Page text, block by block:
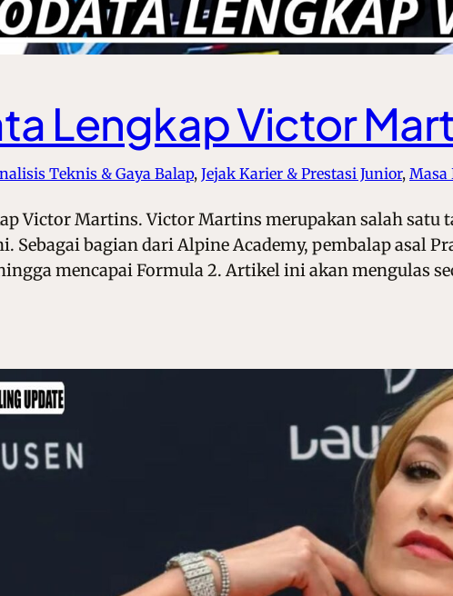
Lengkap Victor
Teknis & Gaya Balap, Jejak Karier & Prestasi Junior, Masa
Victor Martins. Victor Martins merupakan salah
Sebagai bagian dari Alpine Academy, pembalap asal
mencapai Formula 2. Artikel ini akan mengulas